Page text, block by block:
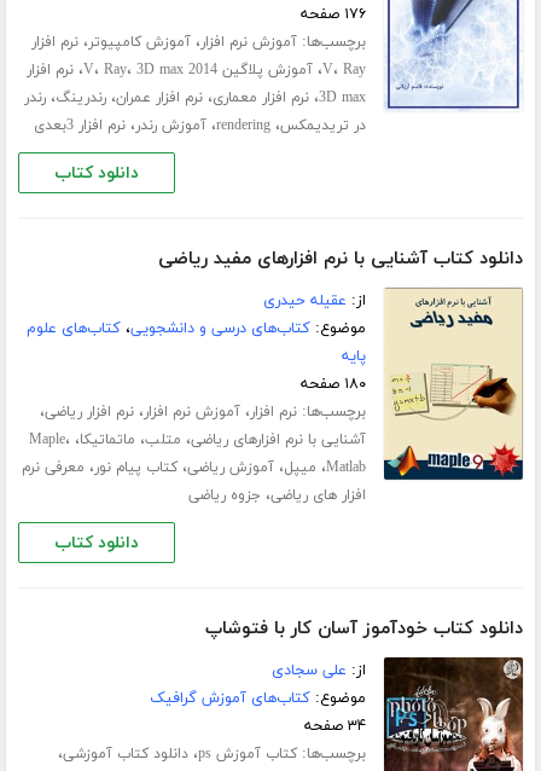
۱۷۶ صفحه
برچسب‌ها:آموزش نرم افزار،آموزش کامپیوتر،نرم افزار
V، Ray ،آموزش پلاگین V ، Ray، 3D max 2014 ،نرم افزار
3D max،نرم افزار معماری،نرم افزار عمران،رندرینگ،رندر
در تریدیمکس،rendering،آموزش رندر،نرم افزار 3بعدی
دانلود کتاب
دانلود کتاب آشنایی با نرم افزارهای مفید ریاضی
از: عقیله حیدری
موضوع:کتاب‌های درسی و دانشجویی،کتاب‌های علوم
پایه
۱۸۰ صفحه
برچسب‌ها:نرم افزار،آموزش نرم افزار،نرم افزار ریاضی،
آشنایی با نرم افزارهای ریاضی، متلب، ماتماتیکا، Maple،
Matlab، میپل،آموزش ریاضی،کتاب پیام نور، معرفی نرم
افزار های ریاضی، جزوه ریاضی
دانلود کتاب
دانلود کتاب خودآموز آسان کار با فتوشاپ
از: علی سجادی
موضوع:کتاب‌های آموزش گرافیک
۳۴ صفحه
برچسب‌ها:کتاب آموزش ps ،دانلود کتاب آموزشی،